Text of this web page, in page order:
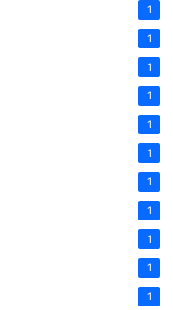
1
1
1
1
1
1
1
1
1
1
1